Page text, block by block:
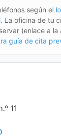
según el
. La oficina de tu
(enlace a la
guía de cita
11